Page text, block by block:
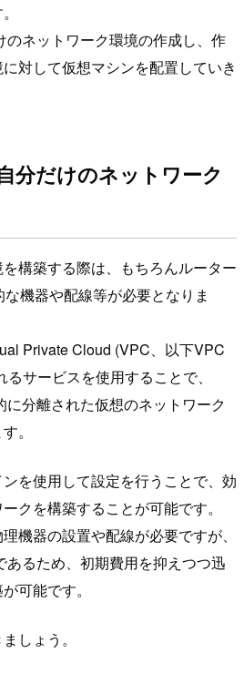
のネットワーク環境の作成し、作
対して仮想マシンを配置していき
分だけのネットワーク
構築する際は、もちろんルーター
機器や配線等が必要となりま
Private Cloud (VPC、以下VPC
サービスを使用することで、
分離された仮想のネットワーク
。
を使用して設定を行うことで、効
クを構築することが可能です。
機器の設置や配線が必要ですが、
るため、初期費用を抑えつつ迅
可能です。
しょう。